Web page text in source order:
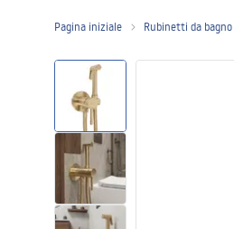
Piatti doccia da bagno
Canaline di scarico
Pagina iniziale Rubinetti da bagno